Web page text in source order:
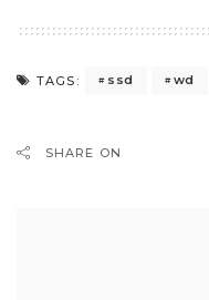
TAGS: ssd wd
SHARE ON